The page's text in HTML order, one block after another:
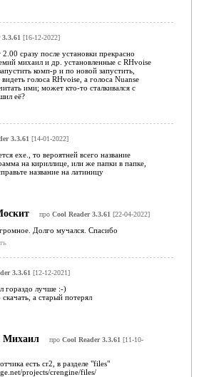
3.3.61 [16-12-2022]
сразу после установки прекрасно
михаил и др. установленные с RHvoise
комп-р и по новой запустить,
голоса RHvoise, а голоса Nuanse
ими; может кто-то сталкивался с
её?
3.3.61[14-01-2022]
exe., то вероятней всего название
на кириллице, или же папки в папке,
название на латиницу
про Cool Reader 3.3.61 [22-04-2022]
Долго мучался. Спасибо
3.3.61[12-12-2021]
гораздо лучше :-)
а старый потерял
Михаил про Cool Reader 3.3.61 [11-10-
есть cr2, в разделе "files"
projects/crengine/files/